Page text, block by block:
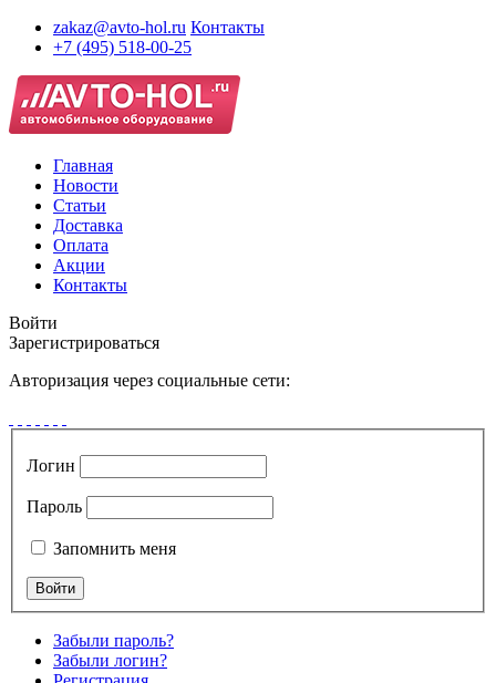
zakaz@avto-hol.ru Контакты
+7 (495) 518-00-25
Главная
Новости
Статьи
Доставка
Оплата
Акции
Контакты
Войти
Зарегистрироваться
Авторизация через социальные сети:
Логин
Пароль
Запомнить меня
Забыли пароль?
Забыли логин?